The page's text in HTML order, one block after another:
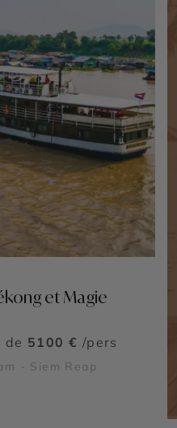
et Magie
de 5100 € /pers
- Siem Reap